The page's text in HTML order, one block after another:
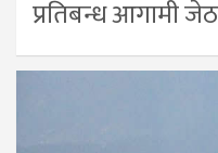
प्रतिबन्ध आगामी